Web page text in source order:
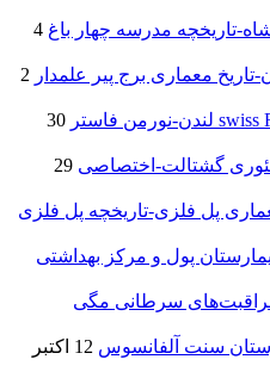
تاریخچه مدرسه چهار باغ 4
تاریخ معماری برج پیر علمدار 2
30
گشتالت-اختصاصی 29
پل فلزی-تاریخچه پل فلزی
پول و مرکز بهداشتی
سرطانی مگی
سنت آلفانسوس
12 اکتبر